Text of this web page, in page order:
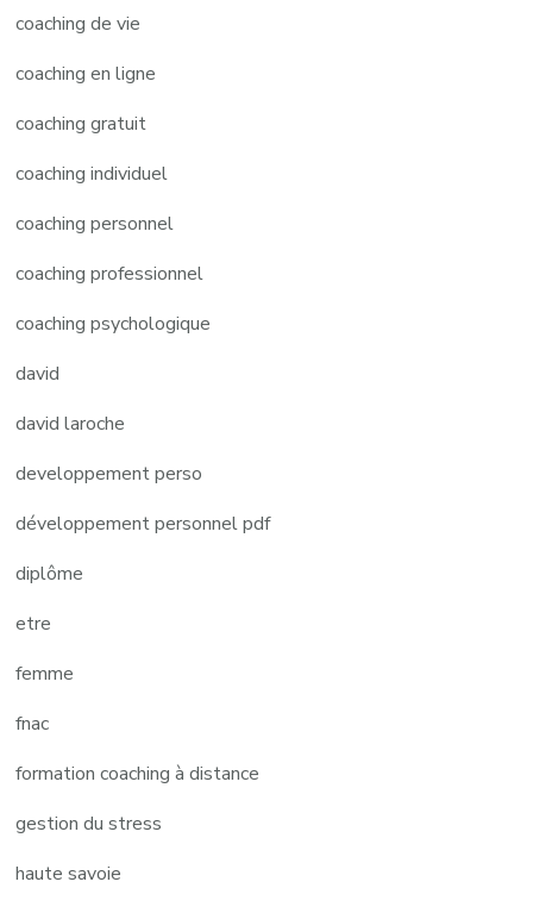
coaching de vie
coaching en ligne
coaching gratuit
coaching individuel
coaching personnel
coaching professionnel
coaching psychologique
david
david laroche
developpement perso
développement personnel pdf
diplôme
etre
femme
fnac
formation coaching à distance
gestion du stress
haute savoie